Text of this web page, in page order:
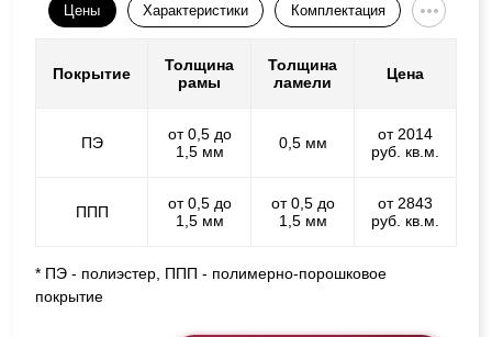
Цены Характеристики Комплектация
Покрытие
Толщина
рамы
Толщина
ламели
Цена
ПЭ
от 0,5 до
1,5 мм
0,5 мм
от 2014
руб. кв.м.
ППП
от 0,5 до
1,5 мм
от 0,5 до
1,5 мм
от 2843
руб. кв.м.
* ПЭ - полиэстер, ППП - полимерно-порошковое
покрытие